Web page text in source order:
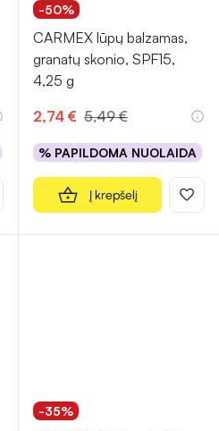
-50%
CARMEX lūpų balzamas,
granatų skonio, SPF15,
4,25 g
2,74 € 5,49 €
% PAPILDOMA NUOLAIDA
Į krepšelį
-35%